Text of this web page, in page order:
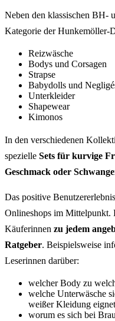
Neben den klassischen BH-
Kategorie der Hunkemöller-
Reizwäsche
Bodys und Corsagen
Strapse
Babydolls und
Unterkleider
Shapewear
Kimonos
In den verschiedenen
spezielle Sets für kurvige
Geschmack oder
Das positive
Onlineshops im Mittelpunkt.
Käuferinnen zu jedem
Ratgeber. Beispielsweise
Leserinnen darüber:
welcher Body zu
welche Unterwäsche
weißer Kleidung eignet
worum es sich bei